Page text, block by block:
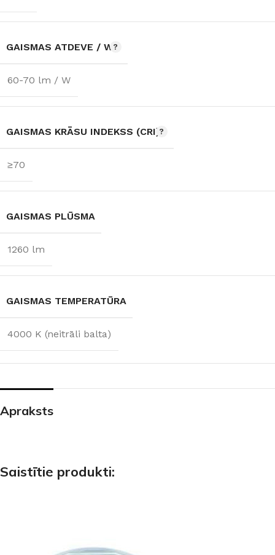
GAISMAS ATDEVE / W
60-70 lm / W
GAISMAS KRĀSU INDEKSS (CRI)
≥70
GAISMAS PLŪSMA
1260 lm
GAISMAS TEMPERATŪRA
4000 K (neitrāli balta)
Apraksts
Saistītie produkti: